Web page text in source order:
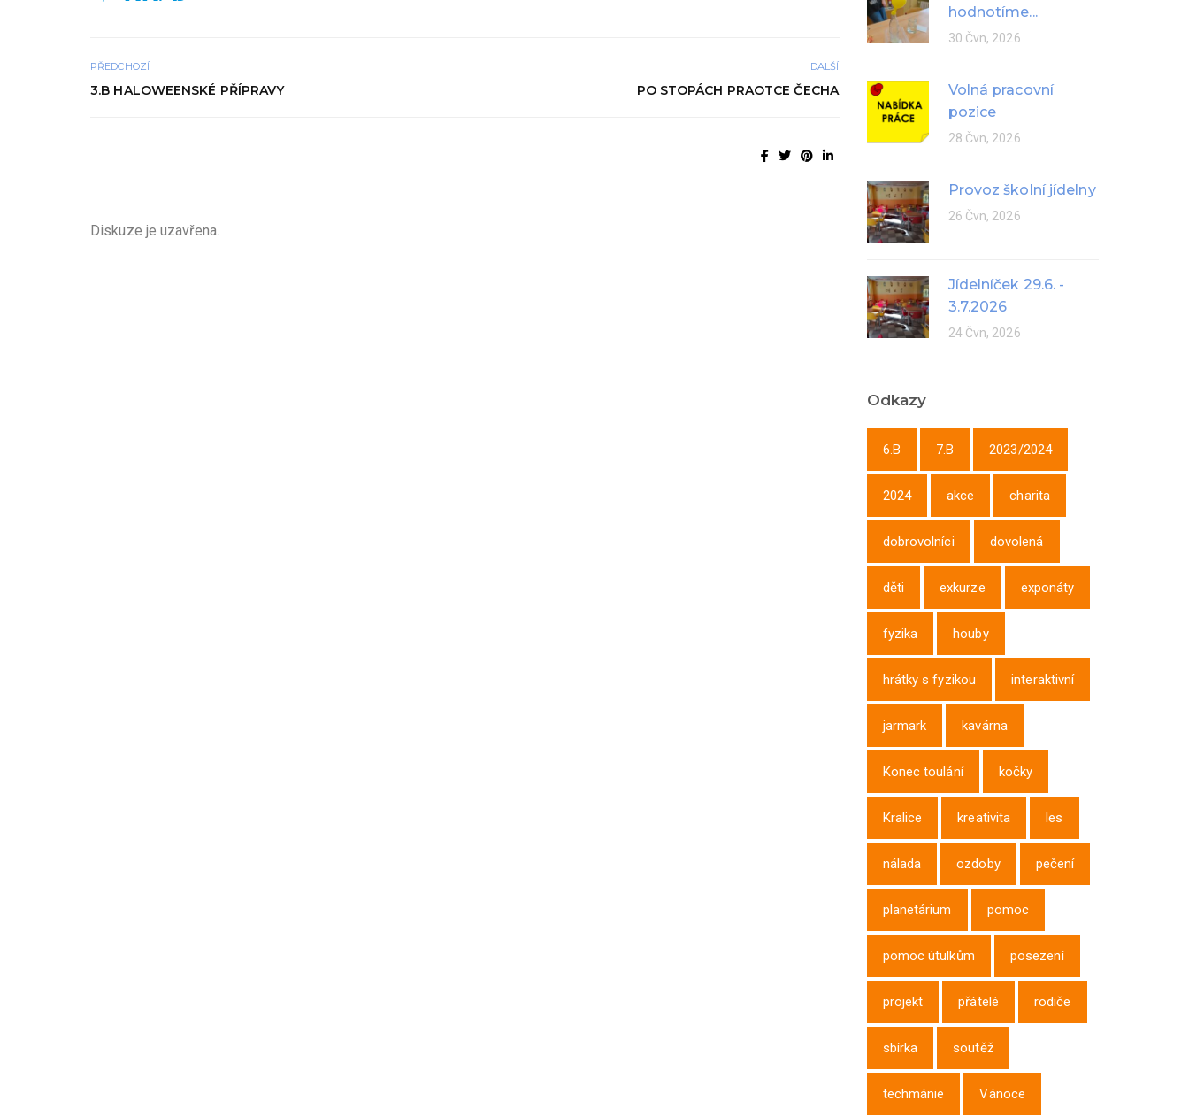
PŘEDCHOZÍ
3.B HALOWEENSKÉ PŘÍPRAVY
DALŠÍ
PO STOPÁCH PRAOTCE ČECHA
Diskuze je uzavřena.
hodnotíme...
30 Čvn, 2026
Volná pracovní
pozice
28 Čvn, 2026
Provoz školní jídelny
26 Čvn, 2026
Jídelníček 29.6. -
3.7.2026
24 Čvn, 2026
Odkazy
6.B 7.B 2023/2024
2024 akce charita
dobrovolníci dovolená
děti exkurze exponáty
fyzika houby
hrátky s fyzikou interaktivní
jarmark kavárna
Konec toulání kočky
Kralice kreativita les
nálada ozdoby pečení
planetárium pomoc
pomoc útulkům posezení
projekt přátelé rodiče
sbírka soutěž
techmánie Vánoce